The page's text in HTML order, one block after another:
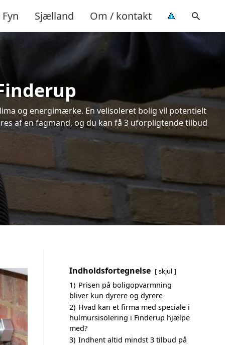
Fyn Sjælland Om / kontakt
og energimærke. En velisoleret bolig vil potentielt
af en fagmand, og du kan få 3 uforpligtende tilbud
Indholdsfortegnelse skjul
1) Prisen på boligopvarmning
bliver kun dyrere og dyrere
2) Hvad kan et firma med speciale i
hulmursisolering i Finderup hjælpe
med?
3) Indhent altid mindst 3 tilbud på